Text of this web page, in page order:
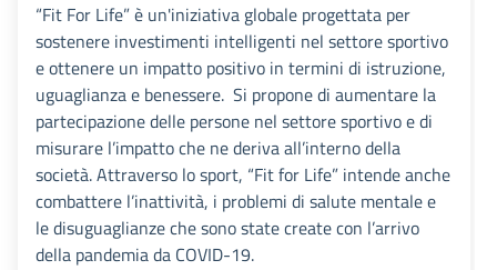
“Fit For Life” è un'iniziativa globale progettata per
sostenere investimenti intelligenti nel settore sportivo
e ottenere un impatto positivo in termini di istruzione,
uguaglianza e benessere. Si propone di aumentare la
partecipazione delle persone nel settore sportivo e di
misurare l’impatto che ne deriva all’interno della
società. Attraverso lo sport, “Fit for Life” intende anche
combattere l’inattività, i problemi di salute mentale e
le disuguaglianze che sono state create con l’arrivo
della pandemia da COVID-19.